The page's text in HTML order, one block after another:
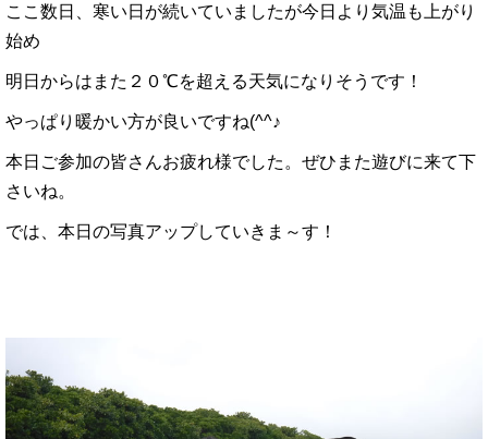
ここ数日、寒い日が続いていましたが今日より気温も上がり
始め
明日からはまた２０℃を超える天気になりそうです！
やっぱり暖かい方が良いですね(^^♪
本日ご参加の皆さんお疲れ様でした。ぜひまた遊びに来て下
さいね。
では、本日の写真アップしていきま～す！